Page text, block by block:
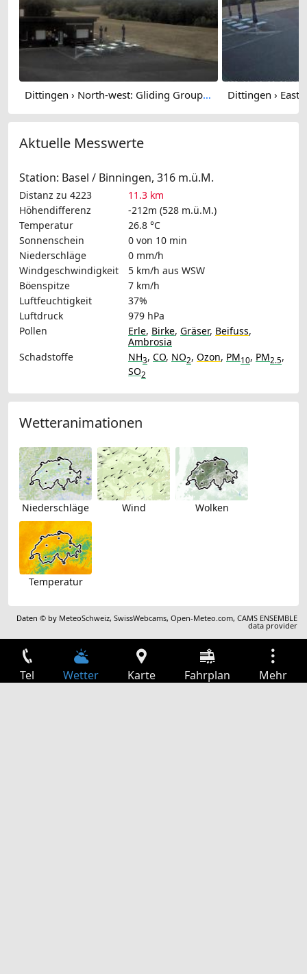
Dittingen › North-west: Gliding Group Dittingen - Feuerstelle Flugplatz Dittingen
Aktuelle Messwerte
Station: Basel / Binningen, 316 m.ü.M.
Distanz zu 4223
11.3 km
Höhendifferenz
-212m (528 m.ü.M.)
Temperatur
26.8 °C
Sonnenschein
0 von 10 min
Niederschläge
0 mm/h
Windgeschwindigkeit
5 km/h aus WSW
Böenspitze
7 km/h
Luftfeuchtigkeit
37%
Luftdruck
979 hPa
Pollen
Erle, Birke, Gräser, Beifuss,
Ambrosia
Schadstoffe
NH3, CO, NO2, Ozon, PM10, PM2.5,
SO2
Wetteranimationen
Niederschläge Wind Wolken
Temperatur
Daten © by MeteoSchweiz,SwissWebcams,Open-Meteo.com,CAMS ENSEMBLE
data provider
Tel Wetter Karte Fahrplan Mehr